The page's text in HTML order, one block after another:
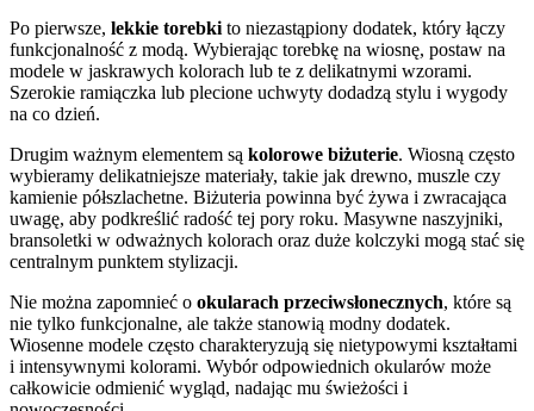
Po pierwsze, lekkie torebkito niezastąpiony dodatek, który łączy
funkcjonalność z modą. Wybierając torebkę na wiosnę, postaw na
modele w jaskrawych kolorach lub te z delikatnymi wzorami.
Szerokie ramiączka lub plecione uchwyty dodadzą stylu i wygody
na co dzień.
Drugim ważnym elementem są kolorowe biżuterie. Wiosną często
wybieramy delikatniejsze materiały, takie jak drewno, muszle czy
kamienie półszlachetne. Biżuteria powinna być żywa i zwracająca
uwagę, aby podkreślić radość tej pory roku. Masywne naszyjniki,
bransoletki w odważnych kolorach oraz duże kolczyki mogą stać się
centralnym punktem stylizacji.
Nie można zapomnieć o okularach przeciwsłonecznych, które są
nie tylko funkcjonalne, ale także stanowią modny dodatek.
Wiosenne modele często charakteryzują się nietypowymi kształtami
i intensywnymi kolorami. Wybór odpowiednich okularów może
całkowicie odmienić wygląd, nadając mu świeżości i